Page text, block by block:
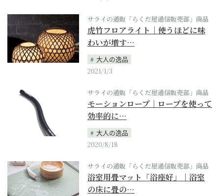
サライの通販「らくだ屋通信販売部」商品
虎竹フロアライト｜使うほどに味
わいが増す…
大人の逸品
2021/1/3
サライの通販「らくだ屋通信販売部」商品
モーションロープ｜ロープを使って
効率的に…
大人の逸品
2020/8/18
サライの通販「らくだ屋通信販売部」商品
浴室用畳マット「浴座好」｜浴室
の床に畳の…